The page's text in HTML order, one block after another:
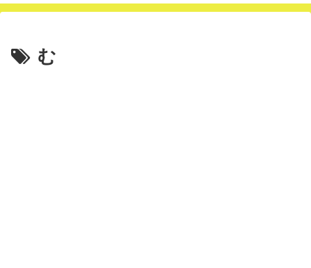
む